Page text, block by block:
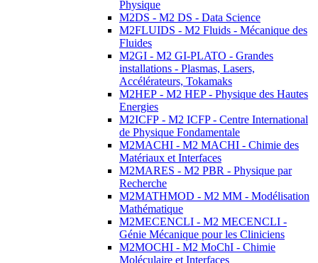
Physique
M2DS - M2 DS - Data Science
M2FLUIDS - M2 Fluids - Mécanique des
Fluides
M2GI - M2 GI-PLATO - Grandes
installations - Plasmas, Lasers,
Accélérateurs, Tokamaks
M2HEP - M2 HEP - Physique des Hautes
Energies
M2ICFP - M2 ICFP - Centre International
de Physique Fondamentale
M2MACHI - M2 MACHI - Chimie des
Matériaux et Interfaces
M2MARES - M2 PBR - Physique par
Recherche
M2MATHMOD - M2 MM - Modélisation
Mathématique
M2MECENCLI - M2 MECENCLI -
Génie Mécanique pour les Cliniciens
M2MOCHI - M2 MoChI - Chimie
Moléculaire et Interfaces